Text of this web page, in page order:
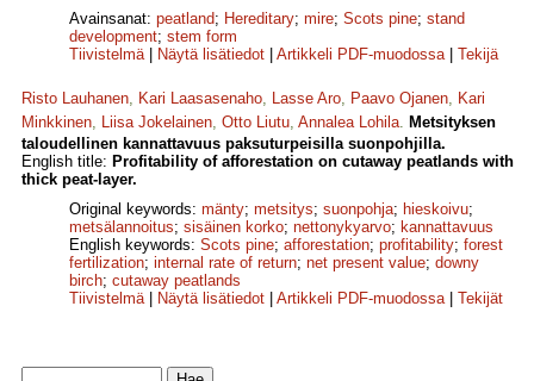
Avainsanat: peatland; Hereditary; mire; Scots pine; stand
development; stem form
Tiivistelmä| Näytä lisätiedot Artikkeli PDF-muodossa| Tekijä
Risto Lauhanen, Kari Laasasenaho, Lasse Aro, Paavo Ojanen, Kari
Minkkinen, Liisa Jokelainen, Otto Liutu, Annalea Lohila. Metsityksen
taloudellinen kannattavuus paksuturpeisilla suonpohjilla.
English title: Profitability of afforestation on cutaway peatlands with
thick peat-layer.
Original keywords: mänty; metsitys; suonpohja; hieskoivu;
metsälannoitus; sisäinen korko; netto­nykyarvo; kannattavuus
English keywords: Scots pine; afforestation; profitability; forest
fertilization; internal rate of return; net present value; downy
birch; cutaway peatlands
Tiivistelmä| Näytä lisätiedot Artikkeli PDF-muodossa| Tekijät